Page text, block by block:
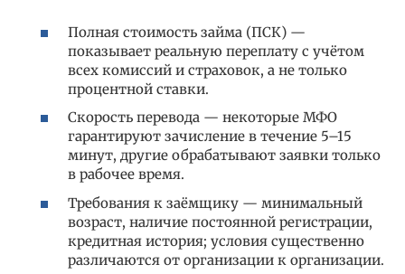
Полная стоимость займа (ПСК) —
показывает реальную переплату с учётом
всех комиссий и страховок, а не только
процентной ставки.
Скорость перевода — некоторые МФО
гарантируют зачисление в течение 5–15
минут, другие обрабатывают заявки только
в рабочее время.
Требования к заёмщику — минимальный
возраст, наличие постоянной регистрации,
кредитная история; условия существенно
различаются от организации к организации.